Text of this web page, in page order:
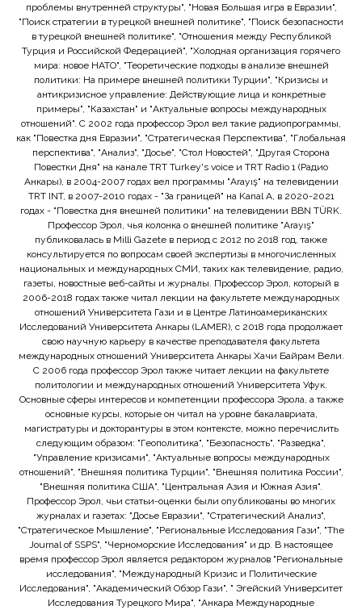
проблемы внутренней структуры", "Новая Большая игра в Евразии",
"Поиск стратегии в турецкой внешней политике", "Поиск безопасности
в турецкой внешней политике", "Отношения между Республикой
Турция и Российской Федерацией", "Холодная организация горячего
мира: новое НАТО", "Теоретические подходы в анализе внешней
политики: На примере внешней политики Турции", "Кризисы и
антикризисное управление: Действующие лица и конкретные
примеры", "Казахстан" и "Актуальные вопросы международных
отношений". С 2002 года профессор Эрол вел такие радиопрограммы,
как "Повестка дня Евразии", "Стратегическая Перспектива", "Глобальная
перспектива", "Анализ", "Досье", "Стол Новостей", "Другая Сторона
Повестки Дня" на канале TRT Turkey's voice и TRT Radio 1 (Радио
Анкары), в 2004-2007 годах вел программы "Arayış" на телевидении
TRT INT, в 2007-2010 годах - "За границей" на Kanal A, в 2020-2021
годах - "Повестка дня внешней политики" на телевидении BBN TÜRK.
Профессор Эрол, чья колонка о внешней политике "Arayış"
публиковалась в Milli Gazete в период с 2012 по 2018 год, также
консультируется по вопросам своей экспертизы в многочисленных
национальных и международных СМИ, таких как телевидение, радио,
газеты, новостные веб-сайты и журналы. Профессор Эрол, который в
2006-2018 годах также читал лекции на факультете международных
отношений Университета Гази и в Центре Латиноамериканских
Исследований Университета Анкары (LAMER), с 2018 года продолжает
свою научную карьеру в качестве преподавателя факультета
международных отношений Университета Анкары Хачи Байрам Вели.
С 2006 года профессор Эрол также читает лекции на факультете
политологии и международных отношений Университета Уфук.
Основные сферы интересов и компетенции профессора Эрола, а также
основные курсы, которые он читал на уровне бакалавриата,
магистратуры и докторантуры в этом контексте, можно перечислить
следующим образом: "Геополитика", "Безопасность", "Разведка",
"Управление кризисами", "Актуальные вопросы международных
отношений", "Внешняя политика Турции", "Внешняя политика России",
"Внешняя политика США", "Центральная Азия и Южная Азия".
Профессор Эрол, чьи статьи-оценки были опубликованы во многих
журналах и газетах: "Досье Евразии", "Стратегический Анализ",
"Стратегическое Мышление", "Региональные Исследования Гази", "The
Journal of SSPS", "Черноморские Исследования" и др. В настоящее
время профессор Эрол является редактором журналов "Региональные
исследования", "Международный Кризис и Политические
Исследования", "Академический Обзор Гази", " Эгейский Университет
Исследования Турецкого Мира", "Анкара Международные